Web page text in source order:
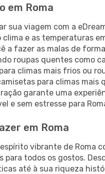
em Roma
sua viagem com a
e as temperaturas
a fazer as malas de
roupas quentes como
climas mais frios ou
para climas mais
garante uma
e sem estresse para
em Roma
vibrante de Roma
para todos os gostos.
até à sua riqueza